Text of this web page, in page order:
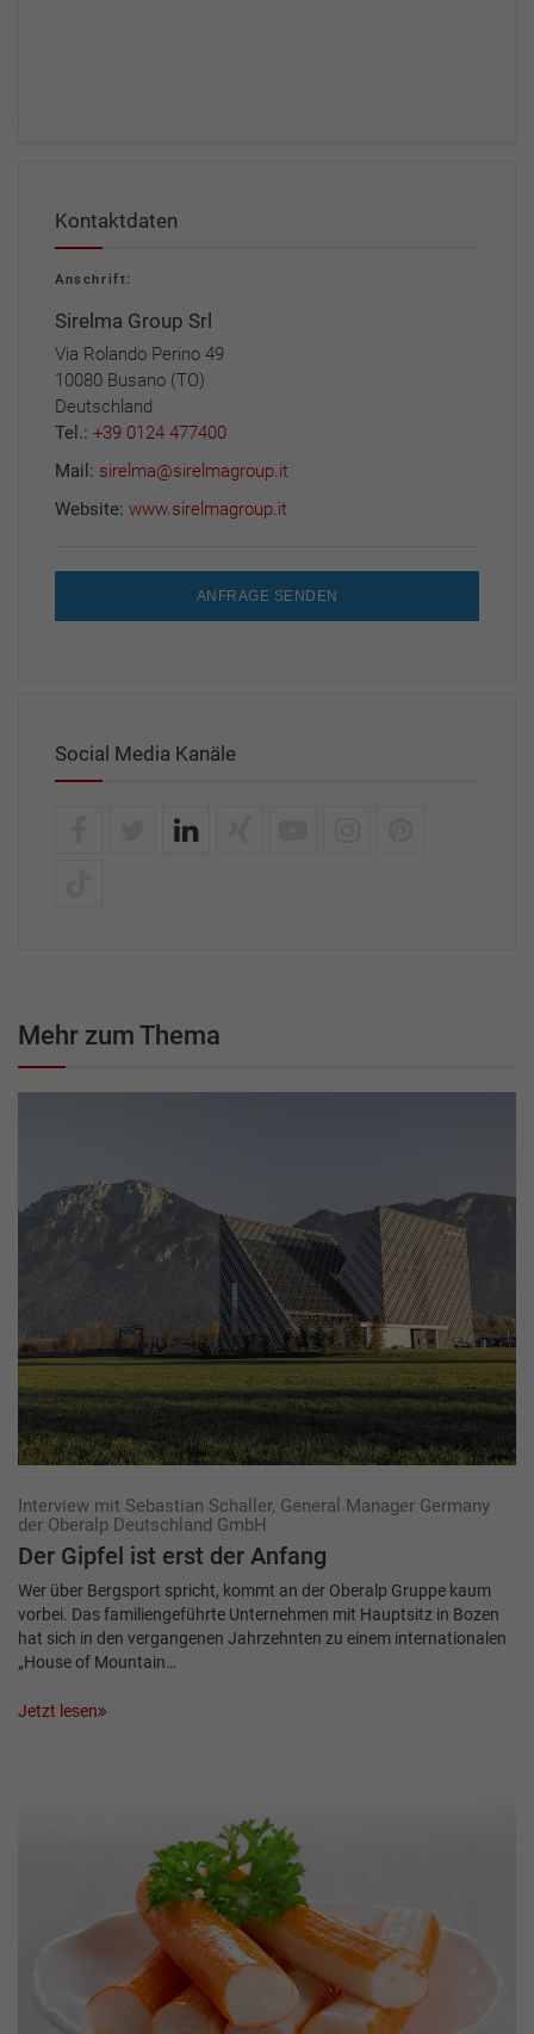
Kontaktdaten
Anschrift:
Sirelma Group Srl
Via Rolando Perino 49
10080 Busano (TO)
Deutschland
Tel.: +39 0124 477400
Mail: sirelma@sirelmagroup.it
Website: www.sirelmagroup.it
ANFRAGE SENDEN
Social Media Kanäle
Mehr zum Thema
Interview mit Sebastian Schaller, General Manager Germany
der Oberalp Deutschland GmbH
Der Gipfel ist erst der Anfang
Wer über Bergsport spricht, kommt an der Oberalp Gruppe kaum
vorbei. Das familiengeführte Unternehmen mit Hauptsitz in Bozen
hat sich in den vergangenen Jahrzehnten zu einem internationalen
„House of Mountain…
Jetzt lesen